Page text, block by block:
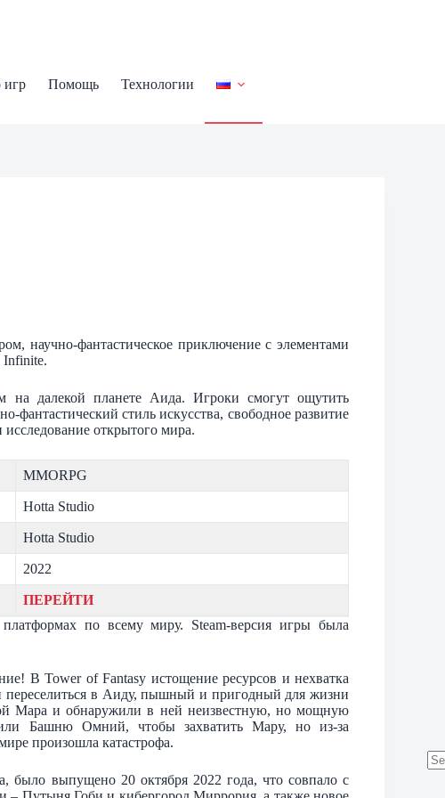
Помощь Технологии
научно-фантастическое приключение с элементами
Infinite.
на далекой планете Аида. Игроки смогут ощутить
фантастический стиль искусства, свободное развитие
открытого мира.
MMORPG
Hotta Studio
Hotta Studio
2022
ПЕРЕЙТИ
по всему миру. Steam-версия игры была
В Tower of Fantasy истощение ресурсов и нехватка
переселиться в Аиду, пышный и пригодный для жизни
Мара и обнаружили в ней неизвестную, но мощную
Башню Омний, чтобы захватить Мару, но из-за
произошла катастрофа.
было выпущено 20 октября 2022 года, что совпало с